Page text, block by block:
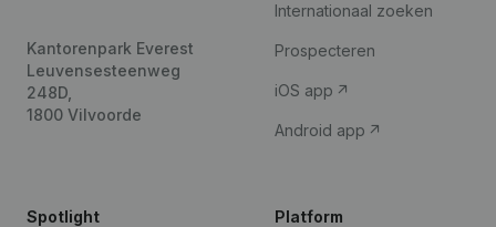
Kantorenpark Everest
Leuvensesteenweg
248D,
1800 Vilvoorde
Internationaal zoeken
Prospecteren
iOS app
Android app
Spotlight Platform